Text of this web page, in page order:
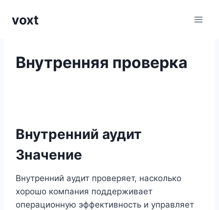
voxt
Внутренняя проверка
Внутренний аудит
Значение
Внутренний аудит проверяет, насколько
хорошо компания поддерживает
операционную эффективность и управляет